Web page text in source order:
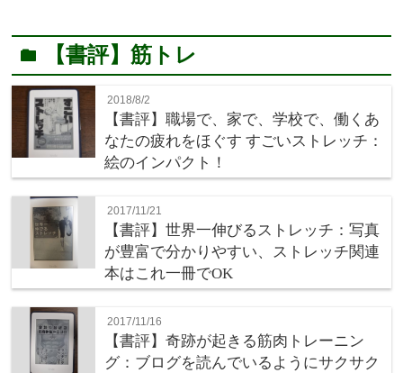
folder 【書評】筋トレ
2018/8/2
【書評】職場で、家で、学校で、働くあ
なたの疲れをほぐす すごいストレッチ：
絵のインパクト！
2017/11/21
【書評】世界一伸びるストレッチ：写真
が豊富で分かりやすい、ストレッチ関連
本はこれ一冊でOK
2017/11/16
【書評】奇跡が起きる筋肉トレーニン
グ：ブログを読んでいるようにサクサク